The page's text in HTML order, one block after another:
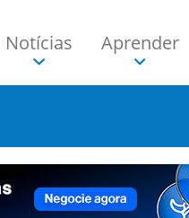
Notícias Aprender